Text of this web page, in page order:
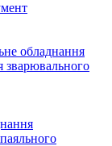
обладнання
зварювального